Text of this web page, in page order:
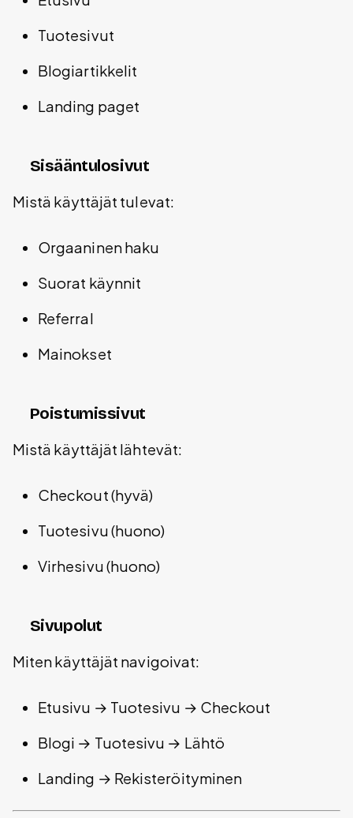
Tuotesivut
Blogiartikkelit
Landing paget
Sisääntulosivut
Mistä käyttäjät tulevat:
Orgaaninen haku
Suorat käynnit
Referral
Mainokset
Poistumissivut
Mistä käyttäjät lähtevät:
Checkout (hyvä)
Tuotesivu (huono)
Virhesivu (huono)
Sivupolut
Miten käyttäjät navigoivat:
Etusivu → Tuotesivu → Checkout
Blogi → Tuotesivu → Lähtö
Landing → Rekisteröityminen